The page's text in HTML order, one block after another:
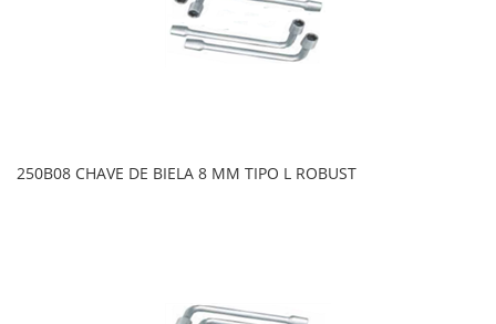
250B08 CHAVE DE BIELA 8 MM TIPO L ROBUST